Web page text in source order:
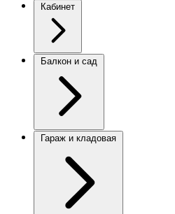
Кабинет
Балкон и сад
Гараж и кладовая